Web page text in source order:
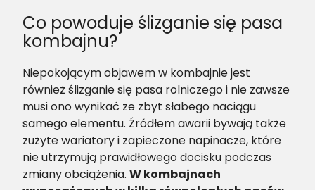
Co powoduje ślizganie się pasa
kombajnu?
Niepokojącym objawem w kombajnie jest
również ślizganie się pasa rolniczego i nie zawsze
musi ono wynikać ze zbyt słabego naciągu
samego elementu. Źródłem awarii bywają także
zużyte wariatory i zapieczone napinacze, które
nie utrzymują prawidłowego docisku podczas
zmiany obciążenia. W kombajnach